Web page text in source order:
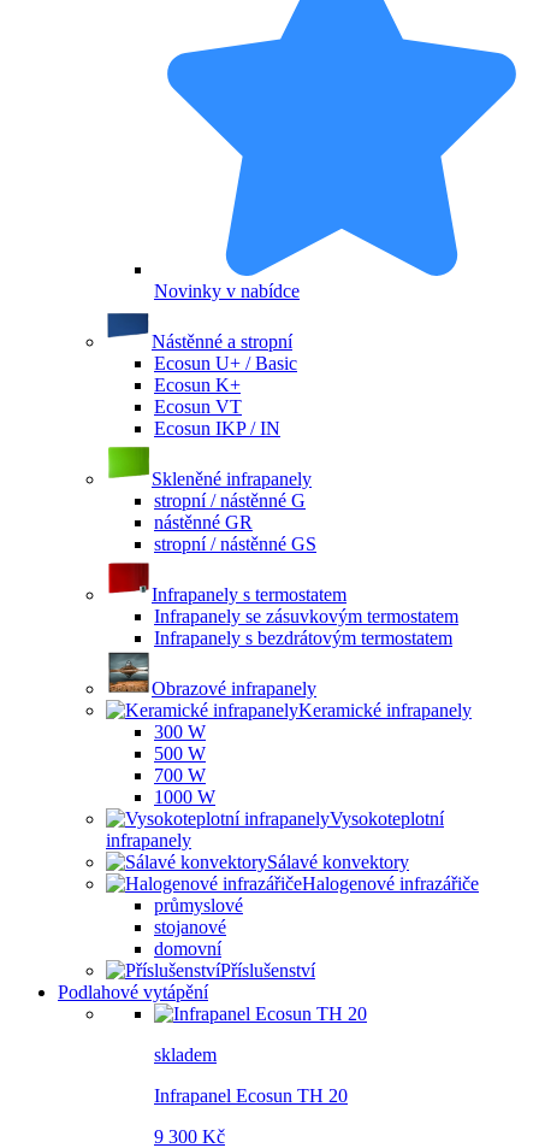
Novinky v nabídce
Nástěnné a stropní
Ecosun U+ / Basic
Ecosun K+
Ecosun VT
Ecosun IKP / IN
Skleněné infrapanely
stropní / nástěnné G
nástěnné GR
stropní / nástěnné GS
Infrapanely s termostatem
Infrapanely se zásuvkovým termostatem
Infrapanely s bezdrátovým termostatem
Obrazové infrapanely
Keramické infrapanely
300 W
500 W
700 W
1000 W
Vysokoteplotní
infrapanely
Sálavé konvektory
Halogenové infrazářiče
průmyslové
stojanové
domovní
Příslušenství
Podlahové vytápění
skladem
Infrapanel Ecosun TH 20
9 300 Kč